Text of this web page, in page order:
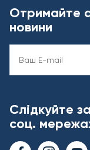
Отримайте
новини
Слідкуйте
соц.